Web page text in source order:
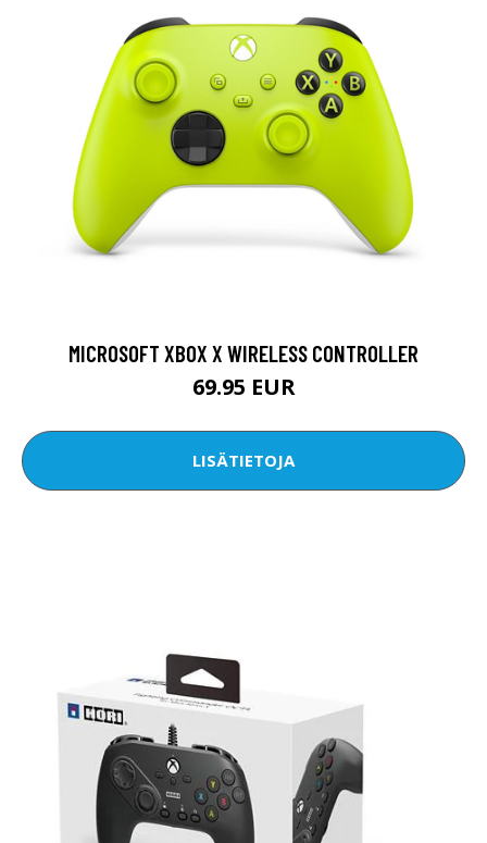
MICROSOFT XBOX X WIRELESS CONTROLLER
69.95 EUR
LISÄTIETOJA